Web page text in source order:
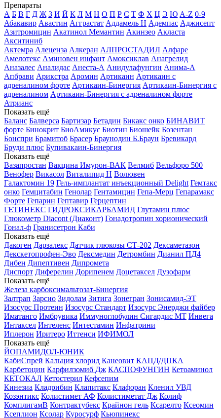
Препараты
А Б В Г Д Ж З И Й К Л М Н О П Р С Т Ф Х Ц Э Ю A-Z 0-9
Абакавир Авастин Агграстат Аддамель Н Адемпас Аджисепт
Азитромицин Акатинол Мемантин Акинзео Акласта
Акситиниб
Актемра Алеценза Алкеран АЛПРОСТАДИЛ Алфаре
Амелотекс Аминовен инфант Амоксиклав Анагрелид
Аназалес Аналидас Анеста-А Анидулафунгин Анима-А
Апбрави Арикстра Аромин Артикаин Артикаин с
адреналином форте Артикаин-Бинергия Артикаин-Бинергия с
адреналином Артикаин-Бинергия с адреналином форте
Атрианс
Показать ещё
Баланс Балверса Бартизар Бетадин Бикакс онко БИНАВИТ
форте Бинокрит БиоАмикус Биотин Биошейк Бозентан
Бонспри Брамитоб Брасер Браунодин Б.Браун Бревикард
Бруди плюс Бупивакаин-Бинергия
Показать ещё
Вазапростан Вакцина Имурон-ВАК Велмиб Вельфоро 500
Венофер Викасол Виталипид Н Волювен
Галактомин 19 Гель-имплантат инъекционный Delight Гемтакс
онко Гемцитабин Генолар Гентамицин Гепа-Мерц Гепарамакс
Форте Гепарин Гептавир Герцептин
ГЕТИНЕКС ГИДРОКСИКАРБАМИД Глутамин плюс
Глюкометр Diacont (Диаконт) Гонадотропин хорионический
Гонал-ф Гранисетрон Каби
Показать ещё
Дакоген Дарзалекс Датчик глюкозы СТ-202 Дексаметазон
Декскетопрофен-Эво Дексмедин Детромбин Дианил ПД4
Дибен Дипептивен Дипромета
Диспорт Диферелин Дорипенем Доцетаксел Дузофарм
Показать ещё
Железа карбоксимальтозат-Бинергия
Залтрап Зарсио Зидолам Зитига Зонегран Зонисамид-ЭТ
Изосурс Протеин Изосурс Стандарт Изосурс Энерджи файбер
Иматанго Имбрувика Иммуноглобулин Сигардис МТ Инвега
Интаксел Интеленс Интестамин Инфатрини
Иплерон Иритеро Иттенси ИФИМОЛ
Показать ещё
ЙОПАМИДОЛ-ЮНИК
КабиСпрей Кальция хлорид Канеовит КАПД/ДПКА
Карбетоцин Карфилзомиб Дж КАСПОФУНГИН Кетоаминол
КЕТОКАЛ Кетостерил Кефсепим
Кинезиа Кладрибин Клапитакс Клафоран Кленил УВД
Козэнтикс Колистимет АФ Колистиметат Дж Колиф
КомплигамВ Контрактубекс Крайнон гель Ксарелто Ксеомин
Ксеплион Ксолар Куросурф Кьюпинекс